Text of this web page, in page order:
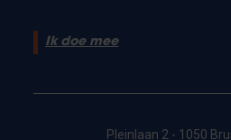
Ik doe mee
Pleinlaan 2 - 1050